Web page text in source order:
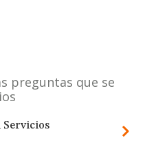
preguntas que se
Servicios